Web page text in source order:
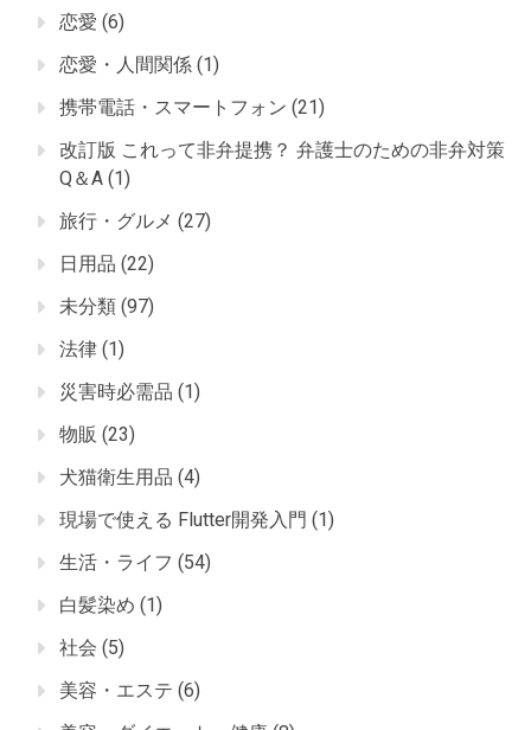
恋愛 (6)
恋愛・人間関係 (1)
携帯電話・スマートフォン (21)
改訂版 これって非弁提携？ 弁護士のための非弁対策
Q＆A (1)
旅行・グルメ (27)
日用品 (22)
未分類 (97)
法律 (1)
災害時必需品 (1)
物販 (23)
犬猫衛生用品 (4)
現場で使える Flutter開発入門 (1)
生活・ライフ (54)
白髪染め (1)
社会 (5)
美容・エステ (6)